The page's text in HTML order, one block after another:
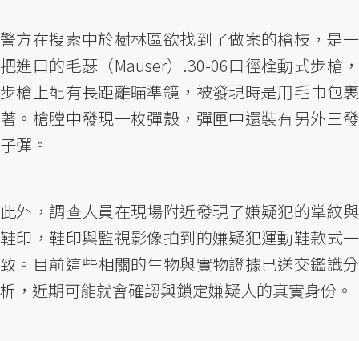
警方在搜索中於樹林區欲找到了做案的槍枝，是一
把進口的毛瑟（Mauser）.30-06口徑栓動式步槍，
步槍上配有長距離瞄準鏡，被發現時是用毛巾包裹
著。槍膛中發現一枚彈殼，彈匣中還裝有另外三發
子彈。
此外，調查人員在現場附近發現了嫌疑犯的掌紋與
鞋印，鞋印與監視影像拍到的嫌疑犯運動鞋款式一
致。目前這些相關的生物與實物證據已送交鑑識分
析，近期可能就會確認與鎖定嫌疑人的真實身份。